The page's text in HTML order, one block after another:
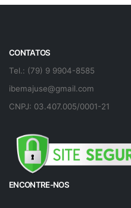
CONTATOS
Tel.: (79) 9 9904-8585
ibemajuse@gmail.com
CNPJ: 03.407.005/0001-21
ENCONTRE-NOS